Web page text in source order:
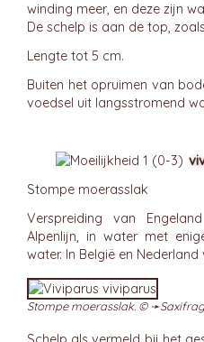
winding meer, en deze zijn
De schelp is aan de top,
Lengte tot 5 cm.
Buiten het opruimen van
voedsel uit langsstromend
Stompe moerasslak
Verspreiding van
Alpenlijn, in water met
water. In België en
Stompe moerasslak. © ➛